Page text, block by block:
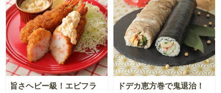
旨さヘビー級！エビフラ
ドデカ恵方巻で鬼退治！